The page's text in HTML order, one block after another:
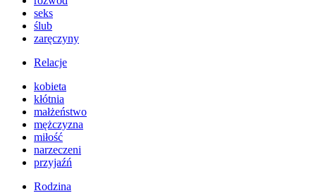
seks
ślub
zaręczyny
Relacje
kobieta
kłótnia
małżeństwo
mężczyzna
miłość
narzeczeni
przyjaźń
Rodzina